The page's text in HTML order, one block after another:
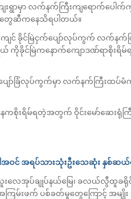
ျေးရွာမှာ လက်နက်ကြီးကျရောက်
ေဆီကနေသိရပါတယ်။
န်းကျင် ခိုင်မြဲငှက်ပျော်လုပ်ကွက် လ
ယ် ကိုခိုင်မြဲကနောက်ကျောဒဏ်ရာစိုးရိ
ငှက်ပျော်ခြံလုပ်ကွက်မှာ လက်နက်ကြီး
ရိမ်ရတဲ့အတွက် ဝိုင်းမော်ဆေးရုံကြီး
ဝင် အရပ်သားသုံးဦးသေဆုံး နှစ်ဆယ်
သူးလေအုပ်ချုပ်နယ်မြေ၊ ခလယ်လွီထူ
မ်းဖက် ပစ်ခတ်မှုတွေကြောင့် အမျို